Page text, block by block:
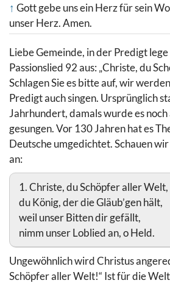
↑ Gott gebe uns ein Herz für sein
unser Herz. Amen.
Liebe Gemeinde, in der Predigt
Passionslied 92 aus: „Christe, du
Schlagen Sie es bitte auf, wir
Predigt auch singen. Ursprünglich
Jahrhundert, damals wurde es
gesungen. Vor 130 Jahren hat es
Deutsche umgedichtet. Schauen
an:
1. Christe, du Schöpfer aller Welt,
du König, der die Gläub’gen hält,
weil unser Bitten dir gefällt,
nimm unser Loblied an, o Held.
Ungewöhnlich wird Christus
Schöpfer aller Welt!“ Ist für die